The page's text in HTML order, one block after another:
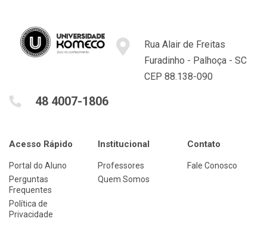
Rua Alair de Freitas
Furadinho - Palhoça - SC
CEP 88.138-090
48 4007-1806
Acesso Rápido
Portal do Aluno
Perguntas
Frequentes
Política de
Privacidade
Institucional
Professores
Quem Somos
Contato
Fale Conosco